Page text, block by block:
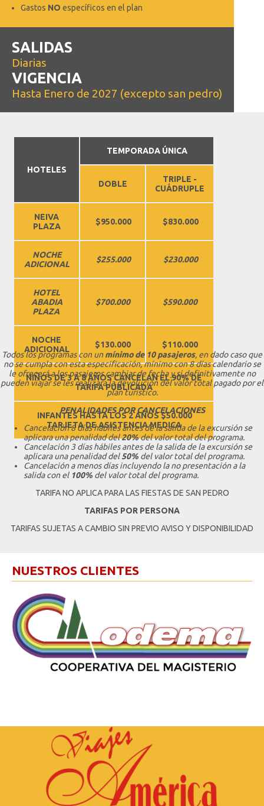
Gastos NO específicos en el plan
SALIDAS
Diarias
VIGENCIA
Hasta Enero de 2027 (excepto san pedro)
HOTELES
TEMPORADA ÚNICA
DOBLE
TRIPLE -
CUÁDRUPLE
NEIVA
PLAZA
$950.000 $830.000
NOCHE
ADICIONAL
$255.000 $230.000
HOTEL
ABADIA
PLAZA
$700.000 $590.000
NOCHE
ADICIONAL
$130.000 $110.000
NIÑOS DE 3 A 8 AÑOS CANCELAN EL 90% DE
TARIFA PUBLICADA
INFANTES HASTA LOS 2 AÑOS $50.000
TARJETA DE ASISTENCIA MEDICA
Todos los programas con unmínimo de 10 pasajeros, en dado caso que
no se cumpla con esta especificación, mínimo con 8 días calendario se
le ofrecerá a los pasajeros cambiar de fecha y si definitivamente no
pueden viajar se les realizara la devolución del valor total pagado por el
plan turístico.
PENALIDADES POR CANCELACIONES
Cancelación 8 días hábiles antes de la salida de la excursión se
aplicara una penalidad del20%del valor total del programa.
Cancelación 3 días hábiles antes de la salida de la excursión se
aplicara una penalidad del50% del valor total del programa.
Cancelación a menos días incluyendo la no presentación a la
salida con el 100% del valor total del programa.
TARIFA NO APLICA PARA LAS FIESTAS DE SAN PEDRO
TARIFAS POR PERSONA
TARIFAS SUJETAS A CAMBIO SIN PREVIO AVISO Y DISPONIBILIDAD
NUESTROS CLIENTES